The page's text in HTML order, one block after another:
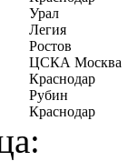
Урал
Легия
Ростов
ЦСКА Москва
Краснодар
Рубин
Краснодар